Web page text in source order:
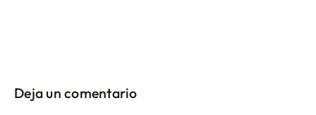
Deja un comentario